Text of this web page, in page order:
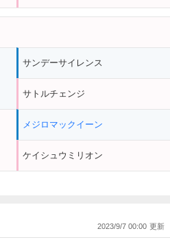
サンデーサイレンス
サトルチェンジ
メジロマックイーン
ケイシュウミリオン
2023/9/7 00:00